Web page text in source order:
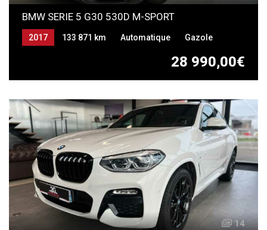
BMW SERIE 5 G30 530D M-SPORT
28 990,00€
2017 133 871 km Automatique Gazole
14